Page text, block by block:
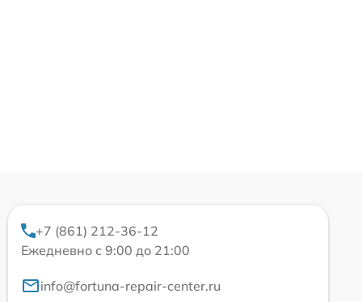
+7 (861) 212-36-12
Ежедневно с 9:00 до 21:00
info@fortuna-repair-center.ru